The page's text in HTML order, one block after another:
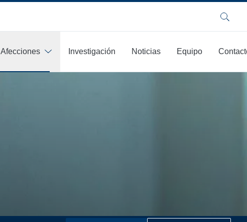
Buscar
Afecciones Investigación Noticias Equipo